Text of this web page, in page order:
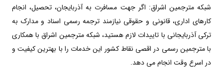
شبکه مترجمین اشراق: اگر جهت مسافرت به آذربایجان، تحصیل، انجام
کارهای اداری، قانونی و حقوقی نیازمند ترجمه رسمی اسناد و مدارک به
ترکی آذربایجانی با تاییدات لازم هستید، شبکه مترجمین اشراق با همکاری
با مترجمین رسمی در اقصی نقاط کشور این خدمات را با بهترین کیفیت و
در اسرع وقت انجام می دهد.